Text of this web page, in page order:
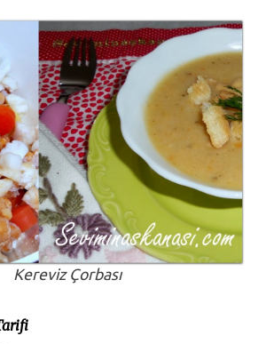
Kereviz Çorbası